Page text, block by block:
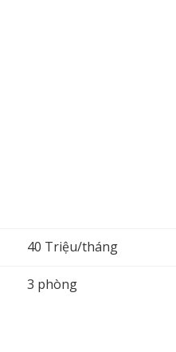
40 Triệu/tháng
3 phòng